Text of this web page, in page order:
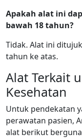
Apakah alat ini
bawah 18 tahun?
Tidak. Alat ini
tahun ke atas.
Alat Terkait
Kesehatan
Untuk pendekatan
perawatan pasien,
alat berikut